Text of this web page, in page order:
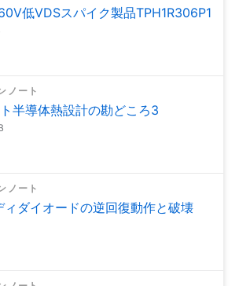
低VDSスパイク製品TPH1R306P1
ノート
半導体熱設計の勘どころ3
ノート
ィダイオードの逆回復動作と破壊